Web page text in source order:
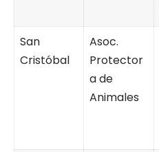
San
Cristóbal
Asoc.
Protector
a de
Animales